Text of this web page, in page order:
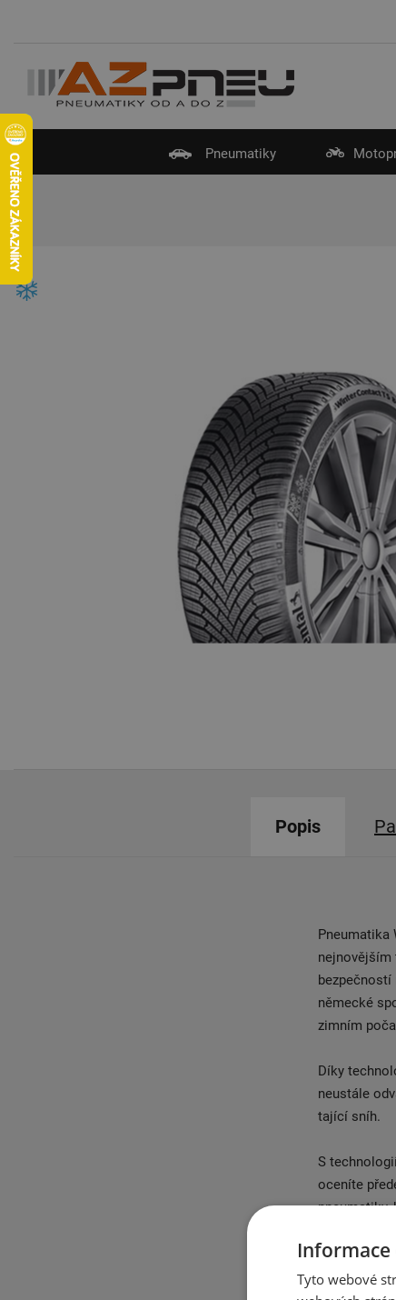
Pneumatiky
Popis
Pneumatika
nejnovějším
bezpečností
německé
zimním
Díky
neustále
tající sníh.
S
oceníte
inovativní
bez
Informace
Tyto webové